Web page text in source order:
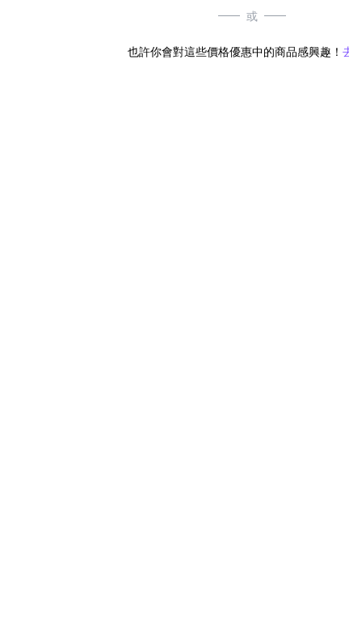
或
也許你會對這些價格優惠中的商品感興趣！